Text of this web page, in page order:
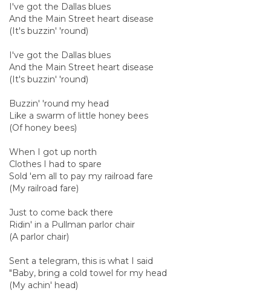
I've got the Dallas blues
And the Main Street heart disease
(It's buzzin' 'round)
I've got the Dallas blues
And the Main Street heart disease
(It's buzzin' 'round)
Buzzin' 'round my head
Like a swarm of little honey bees
(Of honey bees)
When I got up north
Clothes I had to spare
Sold 'em all to pay my railroad fare
(My railroad fare)
Just to come back there
Ridin' in a Pullman parlor chair
(A parlor chair)
Sent a telegram, this is what I said
"Baby, bring a cold towel for my head
(My achin' head)